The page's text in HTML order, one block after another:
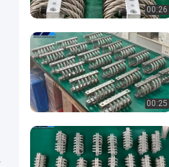
00:26
00:25